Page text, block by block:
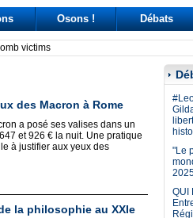
Osons ! Débats
Covid: tre ore di «arringa»
des Macron à Rome
a posé ses valises dans un
et 926 € la nuit. Une pratique
à justifier aux yeux des
la philosophie au XXIe
"Le
QUI